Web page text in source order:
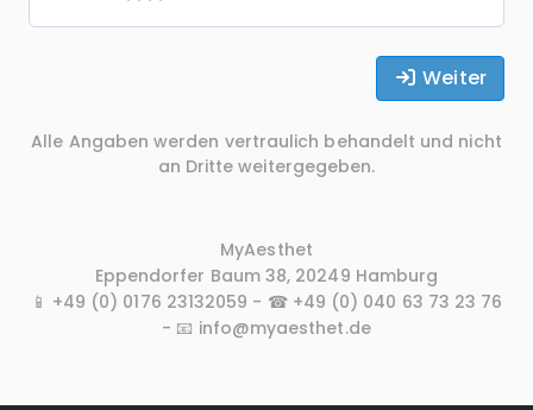
Weiter
Alle Angaben werden vertraulich behandelt und nicht
an Dritte weitergegeben.
MyAesthet
Eppendorfer Baum 38, 20249 Hamburg
📱 +49 (0) 0176 23132059 - ☎ +49 (0) 040 63 73 23 76
- 📧 info@myaesthet.de